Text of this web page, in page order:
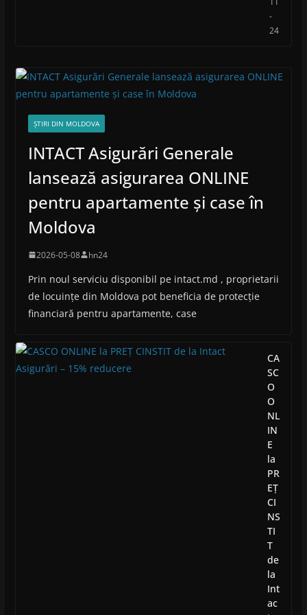
-
24
ȘTIRI DIN MOLDOVA
INTACT Asigurări Generale
lansează asigurarea ONLINE
pentru apartamente și case în
Moldova
2026-05-08 hn24
Prin noul serviciu disponibil pe intact.md , proprietarii
de locuințe din Moldova pot beneficia de protecție
financiară pentru apartamente, case
CA
SC
O
O
NL
IN
E
la
PR
EȚ
CI
NS
TI
T
de
la
Int
ac